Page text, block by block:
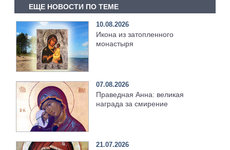
ЕЩЕ НОВОСТИ ПО ТЕМЕ
10.08.2026
Икона из затопленного
монастыря
07.08.2026
Праведная Анна: великая
награда за смирение
21.07.2026